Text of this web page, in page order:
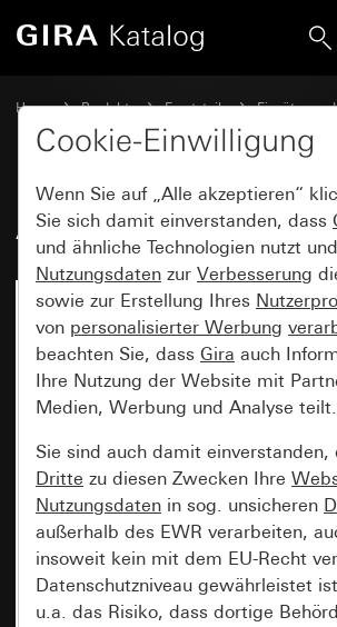
Home Produkte Ersatzteile
Einsätze
Schalten und Tasten
Alt - Wippe mit
Cookie-Einwilligung
Wenn Sie auf „Alle akzeptieren“
Sie sich damit einverstanden, dass
und ähnliche Technologien nutzt
Nutzungsdaten zur Verbesserung
sowie zur Erstellung Ihres
von personalisierter Werbung
beachten Sie, dass Gira auch
Ihre Nutzung der Website mit
Medien, Werbung und Analyse teilt.
Sie sind auch damit einverstanden,
Dritte zu diesen Zwecken Ihre
Nutzungsdaten in sog. unsicheren
außerhalb des EWR verarbeiten,
insoweit kein mit dem EU-Recht
Datenschutzniveau gewährleistet
u.a. das Risiko, dass dortige